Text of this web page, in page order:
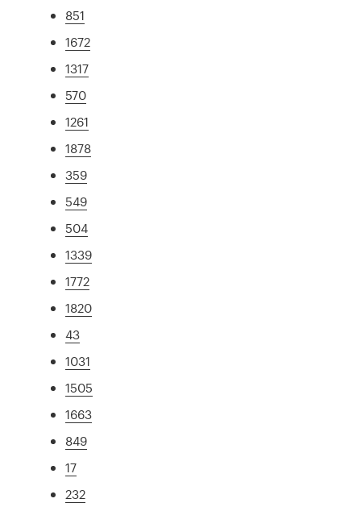
851
1672
1317
570
1261
1878
359
549
504
1339
1772
1820
43
1031
1505
1663
849
17
232